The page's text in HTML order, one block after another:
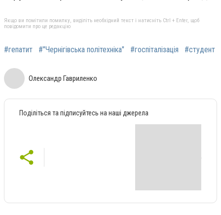
Якщо ви помітили помилку, виділіть необхідний текст і натисніть Ctrl + Enter, щоб
повідомити про це редакцію
#гепатит #"Чернігівська політехніка" #госпіталізація #студент
Олександр Гавриленко
Поділіться та підписуйтесь на наші джерела